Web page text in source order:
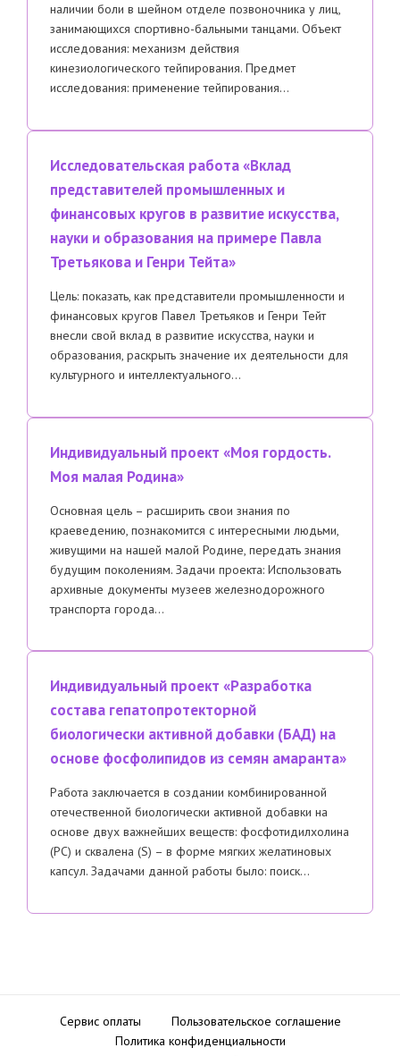
наличии боли в шейном отделе позвоночника у лиц,
занимающихся спортивно-бальными танцами. Объект
исследования: механизм действия
кинезиологического тейпирования. Предмет
исследования: применение тейпирования…
Исследовательская работа «Вклад
представителей промышленных и
финансовых кругов в развитие искусства,
науки и образования на примере Павла
Третьякова и Генри Тейта»
Цель: показать, как представители промышленности и
финансовых кругов Павел Третьяков и Генри Тейт
внесли свой вклад в развитие искусства, науки и
образования, раскрыть значение их деятельности для
культурного и интеллектуального…
Индивидуальный проект «Моя гордость.
Моя малая Родина»
Основная цель – расширить свои знания по
краеведению, познакомится с интересными людьми,
живущими на нашей малой Родине, передать знания
будущим поколениям. Задачи проекта: Использовать
архивные документы музеев железнодорожного
транспорта города…
Индивидуальный проект «Разработка
состава гепатопротекторной
биологически активной добавки (БАД) на
основе фосфолипидов из семян амаранта»
Работа заключается в создании комбинированной
отечественной биологически активной добавки на
основе двух важнейших веществ: фосфотидилхолина
(РС) и сквалена (S) – в форме мягких желатиновых
капсул. Задачами данной работы было: поиск…
Сервис оплаты
Пользовательское соглашение
Политика конфиденциальности